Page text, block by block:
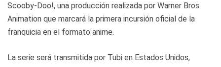
Scooby-Doo!, una producción realizada por Warner Bros.
Animation que marcará la primera incursión oficial de la
franquicia en el formato anime.
La serie será transmitida por Tubi en Estados Unidos,